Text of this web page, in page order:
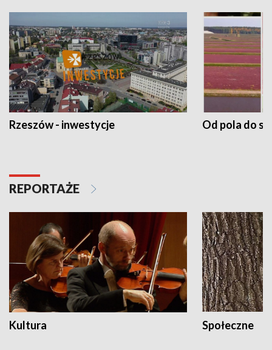
Rzeszów - inwestycje Od pola do
REPORTAŻE
Kultura Społeczne